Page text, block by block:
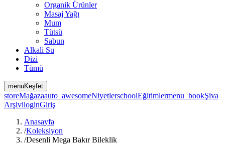
Organik Ürünler
Masaj Yağı
Mum
Tütsü
Sabun
Alkali Su
Dizi
Tümü
menuKeşfet
storeMağazaauto_awesomeNiyetlerschoolEğitimlermenu_bookŞiva
ArşiviloginGiriş
Anasayfa
/Koleksiyon
/Desenli Mega Bakır Bileklik